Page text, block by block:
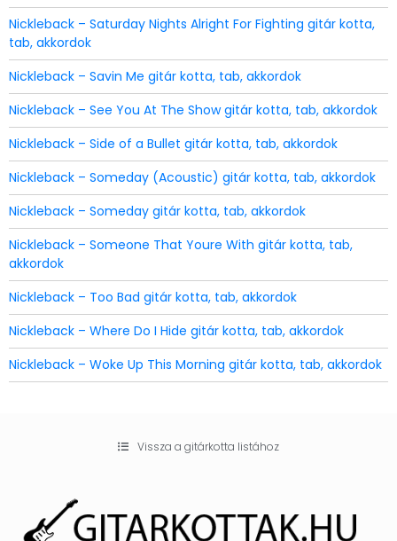
Nickleback – Saturday Nights Alright For Fighting gitár kotta,
tab, akkordok
Nickleback – Savin Me gitár kotta, tab, akkordok
Nickleback – See You At The Show gitár kotta, tab, akkordok
Nickleback – Side of a Bullet gitár kotta, tab, akkordok
Nickleback – Someday (Acoustic) gitár kotta, tab, akkordok
Nickleback – Someday gitár kotta, tab, akkordok
Nickleback – Someone That Youre With gitár kotta, tab,
akkordok
Nickleback – Too Bad gitár kotta, tab, akkordok
Nickleback – Where Do I Hide gitár kotta, tab, akkordok
Nickleback – Woke Up This Morning gitár kotta, tab, akkordok
Vissza a gitárkotta listához